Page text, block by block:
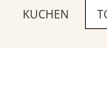
KUCHEN